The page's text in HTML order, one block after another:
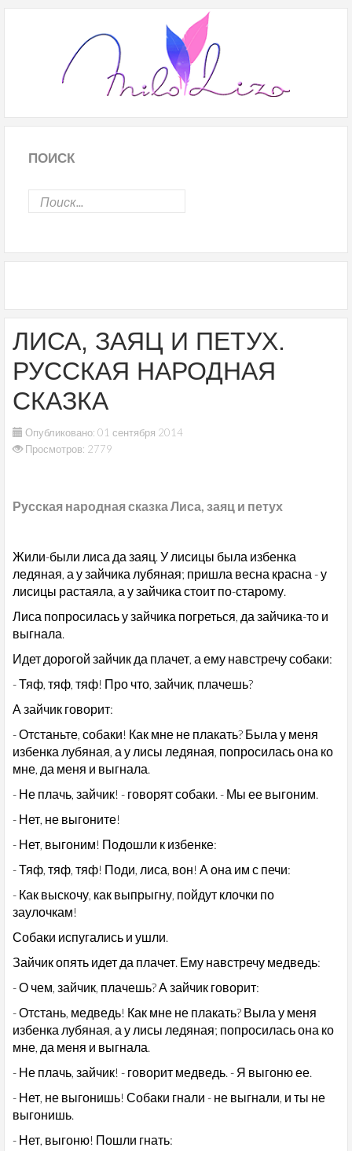
ПОИСК
ЛИСА, ЗАЯЦ И ПЕТУХ.
РУССКАЯ НАРОДНАЯ
СКАЗКА
Опубликовано: 01 сентября 2014
Просмотров: 2779
Русская народная сказка Лиса, заяц и петух
Жили-были лиса да заяц. У лисицы была избенка
ледяная, а у зайчика лубяная; пришла весна красна - у
лисицы растаяла, а у зайчика стоит по-старому.
Лиса попросилась у зайчика погреться, да зайчика-то и
выгнала.
Идет дорогой зайчик да плачет, а ему навстречу собаки:
- Тяф, тяф, тяф! Про что, зайчик, плачешь?
А зайчик говорит:
- Отстаньте, собаки! Как мне не плакать? Была у меня
избенка лубяная, а у лисы ледяная, попросилась она ко
мне, да меня и выгнала.
- Не плачь, зайчик! - говорят собаки. - Мы ее выгоним.
- Нет, не выгоните!
- Нет, выгоним! Подошли к избенке:
- Тяф, тяф, тяф! Поди, лиса, вон! А она им с печи:
- Как выскочу, как выпрыгну, пойдут клочки по
заулочкам!
Собаки испугались и ушли.
Зайчик опять идет да плачет. Ему навстречу медведь:
- О чем, зайчик, плачешь? А зайчик говорит:
- Отстань, медведь! Как мне не плакать? Выла у меня
избенка лубяная, а у лисы ледяная; попросилась она ко
мне, да меня и выгнала.
- Не плачь, зайчик! - говорит медведь. - Я выгоню ее.
- Нет, не выгонишь! Собаки гнали - не выгнали, и ты не
выгонишь.
- Нет, выгоню! Пошли гнать: